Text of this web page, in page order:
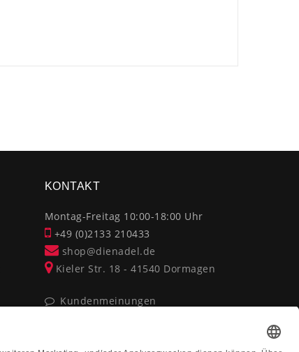
KONTAKT
Montag-Freitag 10:00-18:00 Uhr
+49 (0)2133 210433
shop@dienadel.de
Kieler Str. 18 - 41540 Dormagen
Kundenmeinungen